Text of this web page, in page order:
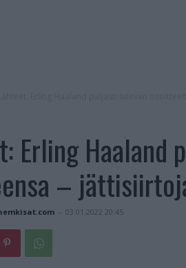
Erling Haaland
–
- 03.01.2022 20:45